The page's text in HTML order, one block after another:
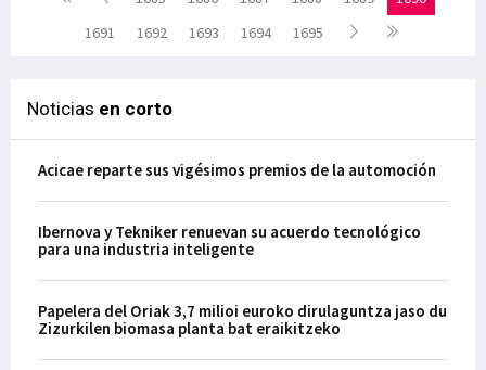
1691
1692 1693 1694 1695
Noticias en corto
Acicae reparte sus vigésimos premios de la automoción
Ibernova y Tekniker renuevan su acuerdo tecnológico
para una industria inteligente
Papelera del Oriak 3,7 milioi euroko dirulaguntza jaso du
Zizurkilen biomasa planta bat eraikitzeko